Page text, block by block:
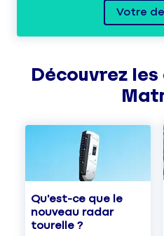
Votre
Découvrez les
Qu'est-ce que le
nouveau radar
tourelle ?